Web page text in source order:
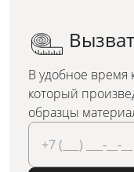
В удобное время
который
образцы